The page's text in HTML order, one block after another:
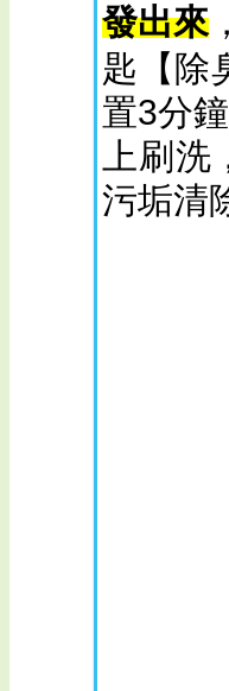
發出來
匙【除
置3分
上刷洗
污垢清